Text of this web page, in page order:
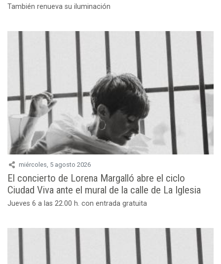
También renueva su iluminación
miércoles, 5 agosto 2026
El concierto de Lorena Margalló abre el ciclo
Ciudad Viva ante el mural de la calle de La Iglesia
Jueves 6 a las 22.00 h. con entrada gratuita